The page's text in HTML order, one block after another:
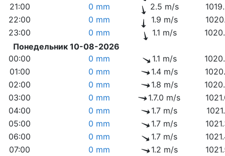
21:00
0 mm 2.5 m/s
22:00
0 mm 1.9 m/s
23:00
0 mm 1.1 m/s
Понедельник 10-08-2026
00:00
0 mm 1.1 m/s
01:00
0 mm 1.4 m/s
02:00
0 mm 1.8 m/s
03:00
0 mm 1.7.0 m/s
04:00
0 mm 1.7 m/s
05:00
0 mm 1.7 m/s
06:00
0 mm 1.7 m/s
07:00
0 mm 1.2 m/s